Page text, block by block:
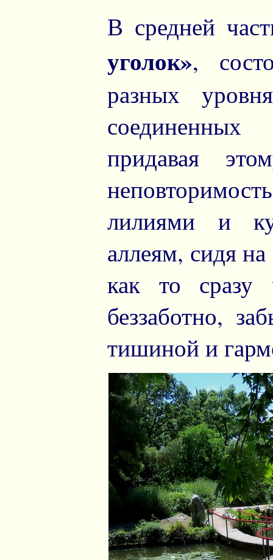
В средней
уголок»,
разных
придавая
лилиями и
аллеям, сидя
как то сразу
беззаботно,
тишиной и